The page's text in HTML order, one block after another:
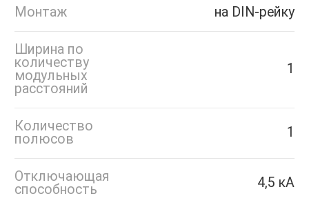
Монтаж на DIN-рейку
Ширина по
количеству
модульных
расстояний
1
Количество
полюсов
1
Отключающая
способность
4,5 кА